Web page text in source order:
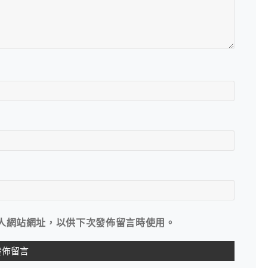
站網址，以供下次發佈留言時使用。